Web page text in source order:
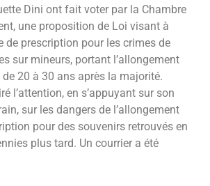
Dini ont fait voter par la Chambre
une proposition de Loi visant à
de prescription pour les crimes de
sur mineurs, portant l’allongement
20 à 30 ans après la majorité.
l’attention, en s’appuyant sur son
sur les dangers de l’allongement
pour des souvenirs retrouvés en
plus tard. Un courrier a été